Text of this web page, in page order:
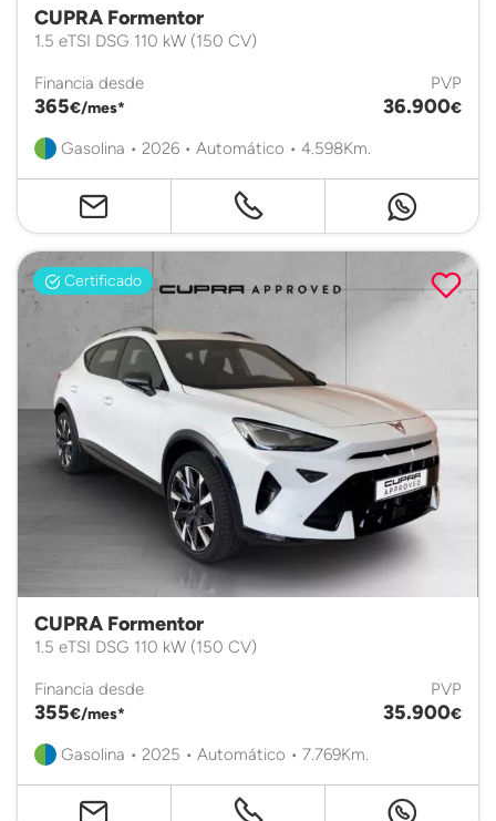
CUPRA Formentor
1.5 eTSI DSG 110 kW (150 CV)
Financia desde
365€/mes*
PVP
36.900€
Gasolina • 2026 • Automático • 4.598Km.
Certificado
CUPRA Formentor
1.5 eTSI DSG 110 kW (150 CV)
Financia desde
355€/mes*
PVP
35.900€
Gasolina • 2025 • Automático • 7.769Km.